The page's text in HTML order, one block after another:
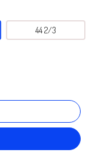
44 2/3